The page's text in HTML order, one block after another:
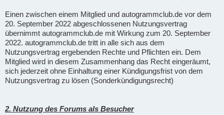
Einen zwischen einem Mitglied und autogrammclub.de vor dem
20. September 2022 abgeschlossenen Nutzungsvertrag
übernimmt autogrammclub.de mit Wirkung zum 20. September
2022. autogrammclub.de tritt in alle sich aus dem
Nutzungsvertrag ergebenden Rechte und Pflichten ein. Dem
Mitglied wird in diesem Zusammenhang das Recht eingeräumt,
sich jederzeit ohne Einhaltung einer Kündigungsfrist von dem
Nutzungsvertrag zu lösen (Sonderkündigungsrecht)
2. Nutzung des Forums als Besucher